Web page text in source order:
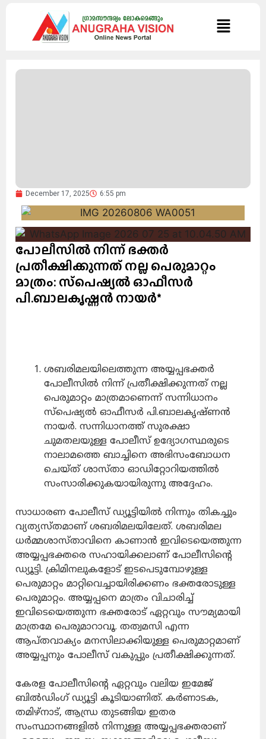
December 17, 2025 6:55 pm
പോലീസില്‍ നിന്ന് ഭക്തര്‍
പ്രതീക്ഷിക്കുന്നത് നല്ല പെരുമാറ്റം
മാത്രം: സ്‌പെഷ്യല്‍ ഓഫീസര്‍
പി.ബാലകൃഷ്ണന്‍ നായര്‍*
ശബരിമലയിലെത്തുന്ന അയ്യപ്പഭക്തര്‍
പോലീസില്‍ നിന്ന് പ്രതീക്ഷിക്കുന്നത് നല്ല
പെരുമാറ്റം മാത്രമാണെന്ന് സന്നിധാനം
സ്പെഷ്യല്‍ ഓഫീസര്‍ പി.ബാലകൃഷ്ണന്‍
നായര്‍. സന്നിധാനത്ത് സുരക്ഷാ
ചുമതലയുള്ള പോലീസ് ഉദ്യോഗസ്ഥരുടെ
നാലാമത്തെ ബാച്ചിനെ അഭിസംബോധന
ചെയ്ത് ശാസ്താ ഓഡിറ്റോറിയത്തില്‍
സംസാരിക്കുകയായിരുന്നു അദ്ദേഹം.
സാധാരണ പോലീസ് ഡ്യൂട്ടിയില്‍ നിന്നും തികച്ചും
വ്യത്യസ്തമാണ് ശബരിമലയിലേത്. ശബരിമല
ധര്‍മ്മശാസ്താവിനെ കാണാന്‍ ഇവിടെയെത്തുന്ന
അയ്യപ്പഭക്തരെ സഹായിക്കലാണ് പോലീസിന്റെ
ഡ്യൂട്ടി. ക്രിമിനലുകളോട് ഇടപെടുമ്പോഴുള്ള
പെരുമാറ്റം മാറ്റിവെച്ചായിരിക്കണം ഭക്തരോടുള്ള
പെരുമാറ്റം. അയ്യപ്പനെ മാത്രം വിചാരിച്ച്
ഇവിടെയെത്തുന്ന ഭക്തരോട് ഏറ്റവും സൗമ്യമായി
മാത്രമേ പെരുമാറാവൂ. തത്വമസി എന്ന
ആപ്തവാക്യം മനസിലാക്കിയുള്ള പെരുമാറ്റമാണ്
അയ്യപ്പനും പോലീസ് വകുപ്പും പ്രതീക്ഷിക്കുന്നത്.
കേരള പോലീസിന്റെ ഏറ്റവും വലിയ ഇമേജ്
ബില്‍ഡിംഗ് ഡ്യൂട്ടി കൂടിയാണിത്. കര്‍ണാടക,
തമിഴ്‌നാട്, ആന്ധ്ര തുടങ്ങിയ ഇതര
സംസ്ഥാനങ്ങളില്‍ നിന്നുള്ള അയ്യപ്പഭക്തരാണ്